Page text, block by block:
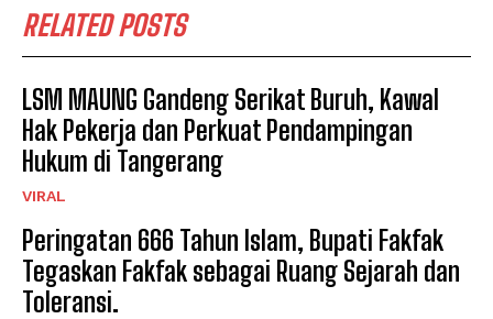
RELATED POSTS
LSM MAUNG Gandeng Serikat Buruh, Kawal
Hak Pekerja dan Perkuat Pendampingan
Hukum di Tangerang
VIRAL
Peringatan 666 Tahun Islam, Bupati Fakfak
Tegaskan Fakfak sebagai Ruang Sejarah dan
Toleransi.